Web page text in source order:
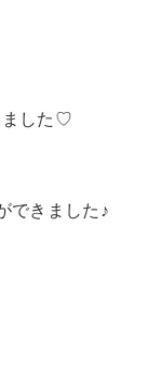
ました♡
できました♪